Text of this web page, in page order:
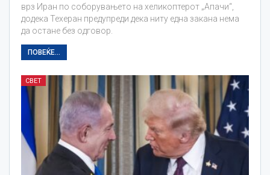
врз Иран по соборувањето на хеликоптерот „Апачи“,
додека Техеран предупреди дека ниту една закана нема
да остане без одговор.
ПОВЕЌЕ...
СВЕТ